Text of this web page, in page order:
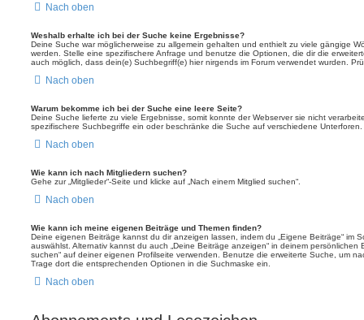
Nach oben
Weshalb erhalte ich bei der Suche keine Ergebnisse?
Deine Suche war möglicherweise zu allgemein gehalten und enthielt zu viele gängige
werden. Stelle eine spezifischere Anfrage und benutze die Optionen, die dir die
auch möglich, dass dein(e) Suchbegriff(e) hier nirgends im Forum verwendet wurden.
Nach oben
Warum bekomme ich bei der Suche eine leere Seite?
Deine Suche lieferte zu viele Ergebnisse, somit konnte der Webserver sie nicht
spezifischere Suchbegriffe ein oder beschränke die Suche auf verschiedene Unterforen.
Nach oben
Wie kann ich nach Mitgliedern suchen?
Gehe zur „Mitglieder“-Seite und klicke auf „Nach einem Mitglied suchen“.
Nach oben
Wie kann ich meine eigenen Beiträge und Themen finden?
Deine eigenen Beiträge kannst du dir anzeigen lassen, indem du „Eigene Beiträge“ im
auswählst. Alternativ kannst du auch „Deine Beiträge anzeigen“ in deinem persönlichen
suchen“ auf deiner eigenen Profilseite verwenden. Benutze die erweiterte Suche, um
Trage dort die entsprechenden Optionen in die Suchmaske ein.
Nach oben